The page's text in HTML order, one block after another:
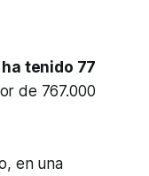
ha tenido 77
de 767.000
en una